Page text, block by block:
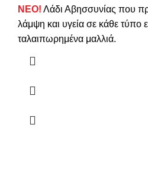
ΝΕΟ! Λάδι Αβησσυνίας που
λάμψη και υγεία σε κάθε τύπο
ταλαιπωρημένα μαλλιά.